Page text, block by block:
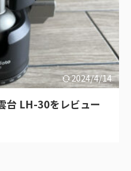
2024/4/14
LH-30をレビュー